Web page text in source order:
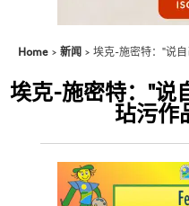
Home 新闻 埃克-施密特："说
埃克-施密特："说
玷污作